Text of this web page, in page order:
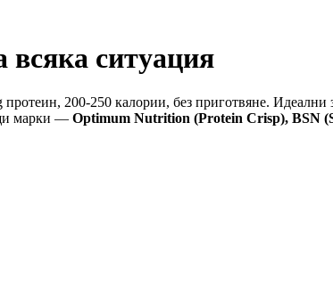
всяка ситуация
200-250 калории, без приготвяне. Идеални
марки — Optimum Nutrition (Protein Crisp), BSN